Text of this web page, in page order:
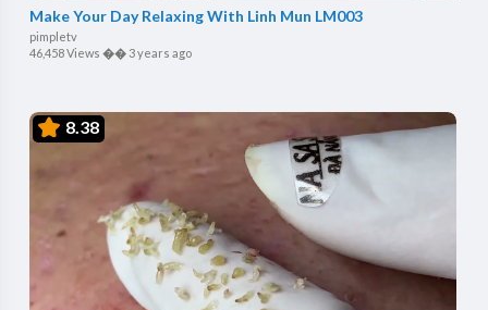
Make Your Day Relaxing With Linh Mun LM003
pimpletv
46,458 Views �� 3 years ago
8.38